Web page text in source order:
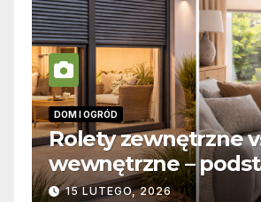
INFORMACJE
Zabicie owada a
odpowiedzialność
jak wygląda to w
19 PAŹDZIERNIKA, 2025